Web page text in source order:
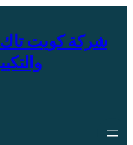
المحتوىشركة كويت تاك
والتكييف